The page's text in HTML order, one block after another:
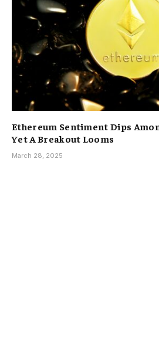
Ethereum Sentiment Dips
Yet A Breakout Looms
March 28, 2025